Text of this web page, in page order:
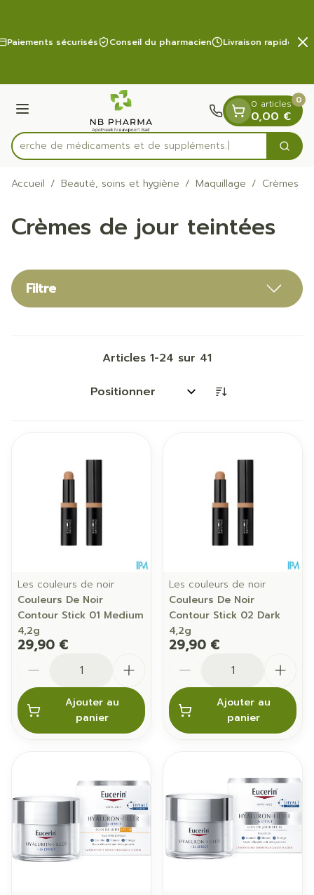
Paiements sécurisés Conseil du pharmacien Livraison rapide
Menu
Rechercher
Recherche de médicament
0 articles
0,00 €
0
Accueil / Beauté, soins et hygiène / Maquillage / Crèmes
Crèmes de jour teintées
Filtre
Articles 1-24 sur 41
Trier par:
Les couleurs de noir
Couleurs De Noir
Contour Stick 01 Medium
4,2g
29,90 €
Ajouter au
panier
Les couleurs de noir
Couleurs De Noir
Contour Stick 02 Dark
4,2g
29,90 €
Ajouter au
panier